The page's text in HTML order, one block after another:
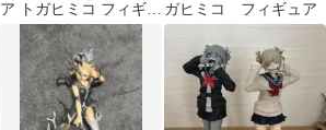
ア トガヒミコ フィギュ ガヒミコ フィギュア